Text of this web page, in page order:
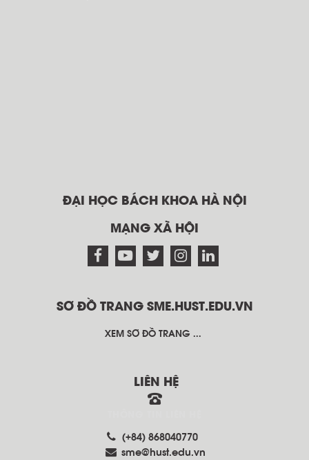
ĐẠI HỌC BÁCH KHOA HÀ NỘI
MẠNG XÃ HỘI
SƠ ĐỒ TRANG SME.HUST.EDU.VN
XEM SƠ ĐỒ TRANG ...
LIÊN HỆ
(+84) 868040770
sme@hust.edu.vn